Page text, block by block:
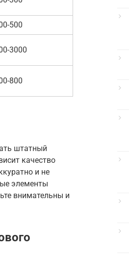
500
3000
800
штатный
качество
и не
элементы
внимательны и